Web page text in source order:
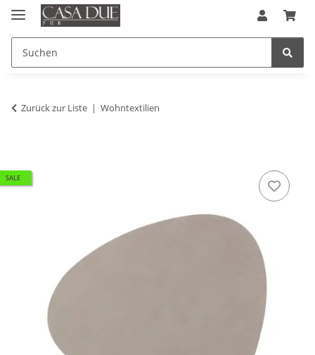
Zurück zur Liste Wohntextilien
SALE